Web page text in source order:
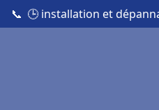
📞 🕒 installation et